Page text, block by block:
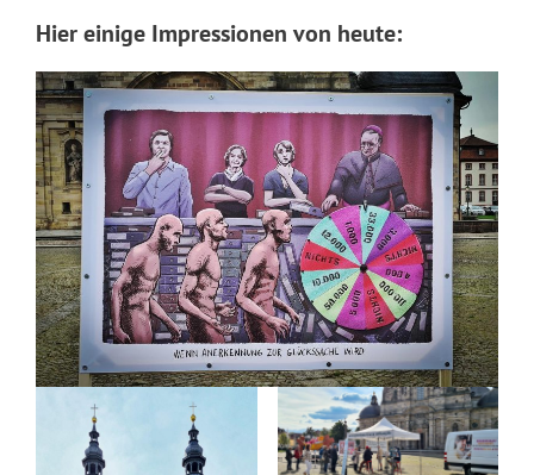
Hier einige Impressionen von heute: